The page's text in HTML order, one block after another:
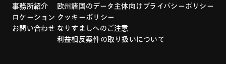
事務所紹介
ロケーション
お問い合わせ
欧州諸国のデータ主体向けプライバシーポリシー
クッキーポリシー
なりすましへのご注意
利益相反案件の取り扱いについて